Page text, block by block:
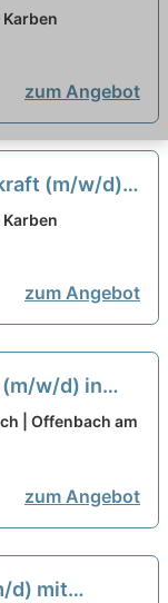
Woche) -
zum Angebot
(m/w/d)
-
zum Angebot
w/d) in
Held! neu
| Offenbach am
zum Angebot
d) mit